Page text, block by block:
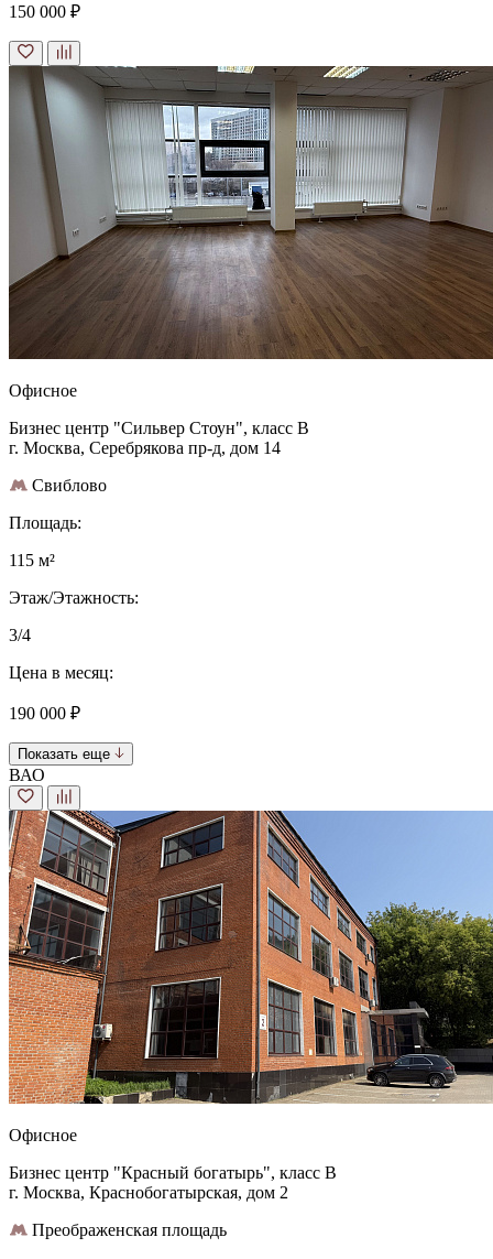
150 000 ₽
Офисное
Бизнес центр "Сильвер Стоун", класс B
г. Москва, Серебрякова пр-д, дом 14
Свиблово
Площадь:
115 м²
Этаж/Этажность:
3/4
Цена в месяц:
190 000 ₽
Показать еще
ВАО
Офисное
Бизнес центр "Красный богатырь", класс B
г. Москва, Краснобогатырская, дом 2
Преображенская площадь